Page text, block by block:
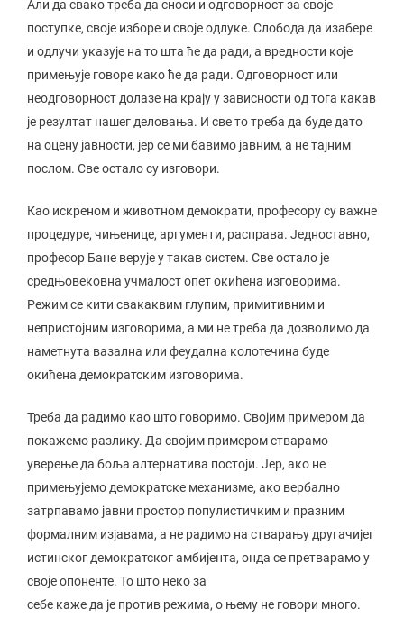
Али да свако треба да сноси и одговорност за своје
поступке, своје изборе и своје одлуке. Слобода да изабере
и одлучи указује на то шта ће да ради, а вредности које
примењује говоре како ће да ради. Одговорност или
неодговорност долазе на крају у зависности од тога какав
је резултат нашег деловања. И све то треба да буде дато
на оцену јавности, јер се ми бавимо јавним, а не тајним
послом. Све остало су изговори.
Као искреном и животном демократи, професору су важне
процедуре, чињенице, аргументи, расправа. Једноставно,
професор Бане верује у такав систем. Све остало је
средњовековна учмалост опет окићена изговорима.
Режим се кити свакаквим глупим, примитивним и
непристојним изговорима, а ми не треба да дозволимо да
наметнута вазална или феудална колотечина буде
окићена демократским изговорима.
Треба да радимо као што говоримо. Својим примером да
покажемо разлику. Да својим примером стварамо
уверење да боља алтернатива постоји. Јер, ако не
примењујемо демократске механизме, ако вербално
затрпавамо јавни простор популистичким и празним
формалним изјавама, а не радимо на стварању другачијег
истинског демократског амбијента, онда се претварамо у
своје опоненте. То што неко за
себе каже да је против режима, о њему не говори много.